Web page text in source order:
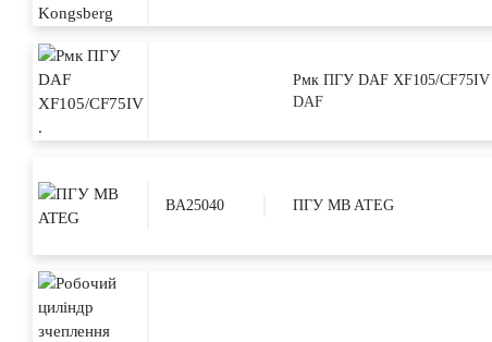
Рмк ПГУ DAF XF105/CF75IV .
DAF
BA25040 ПГУ MB ATEG